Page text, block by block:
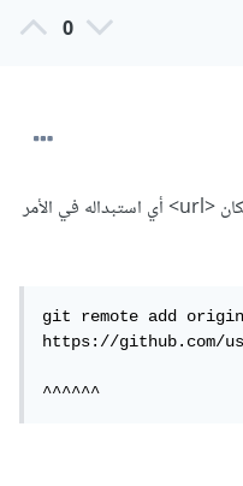
0
يتوجب وضع رابط مستودع غيت هاب مكان <url> أي استبداله في الأمر
git remote add origin
https://github.com/
^^^^^^^^^^^^^^^^
^^^^^^